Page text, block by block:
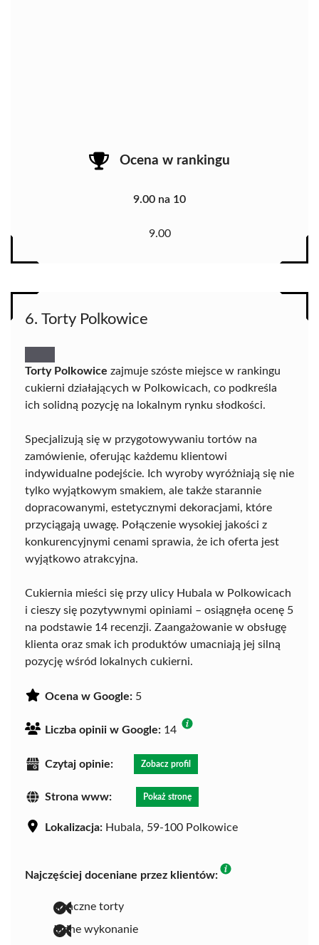
Ocena w rankingu
9.00 na 10
9.00
6. Torty Polkowice
Torty Polkowice zajmuje szóste miejsce w rankingu
cukierni działających w Polkowicach, co podkreśla
ich solidną pozycję na lokalnym rynku słodkości.
Specjalizują się w przygotowywaniu tortów na
zamówienie, oferując każdemu klientowi
indywidualne podejście. Ich wyroby wyróżniają się nie
tylko wyjątkowym smakiem, ale także starannie
dopracowanymi, estetycznymi dekoracjami, które
przyciągają uwagę. Połączenie wysokiej jakości z
konkurencyjnymi cenami sprawia, że ich oferta jest
wyjątkowo atrakcyjna.
Cukiernia mieści się przy ulicy Hubala w Polkowicach
i cieszy się pozytywnymi opiniami – osiągnęła ocenę 5
na podstawie 14 recenzji. Zaangażowanie w obsługę
klienta oraz smak ich produktów umacniają jej silną
pozycję wśród lokalnych cukierni.
Ocena w Google: 5
Liczba opinii w Google: 14
Czytaj opinie: Zobacz profil
Strona www: Pokaż stronę
Lokalizacja: Hubala, 59-100 Polkowice
Najczęściej doceniane przez klientów:
smaczne torty
ładne wykonanie